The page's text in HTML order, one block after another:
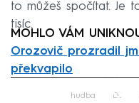
to můžeš spočítat. Je
tisíc.
MOHLO VÁM
Orozovič prozradil
překvapilo
hudba DJ